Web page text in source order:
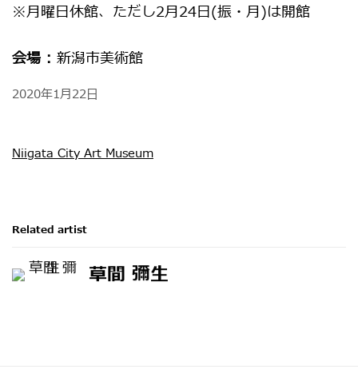
※月曜日休館、ただし2月24日(振・月)は開館
会場 : 新潟市美術館
2020年1月22日
Niigata City Art Museum
Related artist
草間 彌生